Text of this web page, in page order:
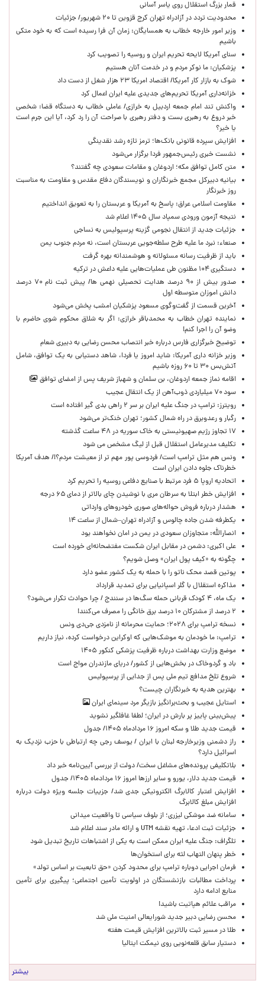
قمار بزرگ استقلال روی یاسر آسانی
محدودیت تردد در آزادراه تهران کرج قزوین تا ۲۰ شهریور/ جزئیات
وزیر امور خارجه خطاب به همسایگان: زمان آن فرا رسیده است که به خود متکی
باشیم
سنای آمریکا لایحه تحریم ایران و روسیه را تصویب کرد
پزشکیان: ما نوکر مردم و در خدمت آنان هستیم
شوک به بازار کار آمریکا/ اقتصاد امریکا ۲۳ هزار شغل از دست داد
خزانه‌داری آمریکا تحریم‌های جدیدی علیه ایران اعمال کرد
واکنش تند امام جمعه اردبیل به خرازی/ عاملی خطاب به دستگاه قضا: شخصی
خبر دروغ به رهبری بست و دفتر رهبری با صراحت آن را رد کرد، آیا این جرم است
یا خیر؟
افزایش سپرده قانونی بانک‌ها؛ ترمز تازه رشد نقدینگی
نشست خبری رئیس‌جمهور فردا برگزار می‌شود
متن کامل توافق مکه؛ اردوغان و مقامات سعودی چه گفتند؟
بیانیه دبیرکل مجمع خبرنگاران و نویسندگان دفاع مقدس و مقاومت به مناسبت
روز خبرنگار
مقاومت اسلامی عراق: پاسخ به آمریکا و عربستان را به تعویق انداختیم
نتیجه آزمون ورودی سمپاد سال ۱۴۰۵ اعلام شد
جزئیات جدید از انتقال نجومی گزینه پرسپولیس به نساجی
صنعاء: نبرد ما علیه طرح سلطه‌جویی عربستان است، نه مردم جنوب یمن
باید از ظرفیت رسانه مسئولانه و هوشمندانه بهره گرفت
دستگیری ۱۰۴ مظنون طی عملیات‌هایی علیه داعش در ترکیه
صدور بیش از ۹۰ درصد هدایت تحصیلی نهمی ها/ پیش ثبت نام ۷۰ درصد
دانش اموزان متوسطه اول
آخرین قسمت از گفت‌وگوی مسعود پزشکیان امشب پخش می‌شود
نماینده تهران خطاب به محمدباقر خرازی: اگر به شلاق محکوم شوی حاضرم با
وضو آن را اجرا کنم!
توضیح خبرگزاری فارس درباره خبر انتصاب محسن رضایی به دبیری شعام
وزیر خزانه داری آمریکا: شاید امروز یا فردا، شاهد دستیابی به یک توافق، شامل
آتش‌بس ۳۰ تا ۶۰ روزه باشیم
اقامه نماز جمعه اردوغان، بن ‌سلمان و شهباز شریف پس از امضای توافق
سود ۷۰ میلیاردی ذوب‌آهن از یک انتقال عجیب
رویترز: ترامپ در جنگ علیه ایران بر سر ۲ راهی بدی گیر افتاده است
رگبار و رعدوبرق در راه شمال کشور؛ تهران خنک‌تر می‌شود
۱۷ تجاوز رژیم صهیونیستی به خاک سوریه در ۴۸ ساعت گذشته
تکلیف مدیرعامل استقلال قبل از لیگ مشخص می شود
ونس هم مثل ترامپ است/ فردوسی پور مهم تر از معیشت مردم؟!/ هدف آمریکا
خطرناک جلوه دادن ایران است
اتحادیه اروپا ۵ فرد مرتبط با صنایع دفاعی روسیه را تحریم کرد
افزایش خطر ابتلا به سرطان مری با نوشیدن چای بالاتر از دمای ۶۵ درجه
هشدار درباره فروش حواله‌های صوری خودروهای وارداتی
یکطرفه شدن جاده چالوس و آزادراه تهران–شمال از ساعت ۱۴
انصارالله: متجاوزان سعودی در یمن در امان نخواهند بود
علی اکبری: دشمن در مقابل ایران شکست مفتضحانه‌ای خورده است
چگونه به «کیف پول ایران» وصل شویم؟
پوتین قصد محک ناتو را با حمله به یک کشور عضو دارد
مذاکره استقلال با گلر اسپانیایی برای تمدید قرارداد
یک ماه، ۴ کودک قربانی حمله سگ‌ها در سنندج / چرا حوادث تکرار می‌شود؟
۲ درصد از مشترکان ۱۰ درصد برق خانگی را مصرف می‌کنند!
نسخه ترامپ برای ۲۰۲۸؛ حمایت محرمانه از نامزدی جی‌دی ونس
ترامپ: ما خودمان به موشک‌هایی که اوکراین درخواست کرده، نیاز داریم
موضع وزارت بهداشت درباره ظرفیت پزشکی کنکور ۱۴۰۵
باد و گردوخاک در بخش‌هایی از کشور/ دریای مازندران مواج است
شروع تلخ مدافع تیم ملی پس از جدایی از پرسپولیس
بهترین هدیه به خبرنگاران چیست؟
استایل عجیب و بحث‌برانگیز بازیگر مرد سینمای ایران
پیش‌بینی پاییز پر بارش در ایران؛ لطفا غافلگیر نشوید
قیمت جدید طلا و سکه امروز ۱۶ مردادماه ۱۴۰۵/ جدول
راز دشمنی وزیرخارجه لبنان با ایران / یوسف رجی چه ارتباطی با حزب نزدیک به
اسرائیل دارد؟
بلاتکلیفی پرونده‌های مشاغل سخت/ دولت از بررسی آیین‌نامه خبر داد
قیمت جدید دلار، یورو و سایر ارزها امروز ۱۶ مردادماه ۱۴۰۵/ جدول
افزایش اعتبار کالابرگ الکترونیکی جدی شد/ جزییات جلسه ویژه دولت درباره
افزایش مبلغ کالابرگ
سامانه ضد موشکی لیزری؛ از بلوف سیاسی تا واقعیت میدانی
جزئیات ثبت ادعا، تهیه نقشه UTM و ارائه مادر سند اعلام شد
تلگراف: جنگ علیه ایران ممکن است به یکی از اشتباهات تاریخ تبدیل شود
خطر پنهان التهاب لثه برای استخوان‌ها
فرمان اجرایی دوباره ترامپ برای محدود کردن «حق تابعیت بر اساس تولد»
پرداخت مطالبات بازنشستگان در اولویت تأمین اجتماعی؛ پیگیری برای تأمین
منابع ادامه دارد
مراقب علائم هپاتیت باشید!
محسن رضایی دبیر جدید شورایعالی امنیت ملی شد
طلا در مسیر ثبت بالاترین افزایش قیمت هفته
دستیار سابق قلعه‌نویی روی نیمکت ایتالیا
بیشتر